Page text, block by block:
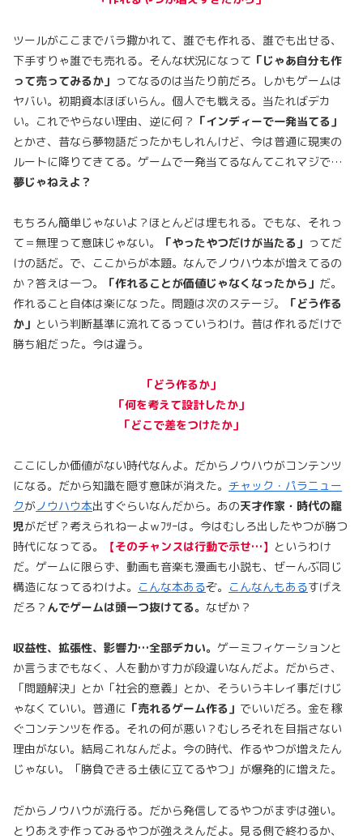
ツールがここまでバラ撒かれて、誰でも作れる、誰でも出せる、
下手すりゃ誰でも売れる。そんな状況になって 「じゃあ自分も作
って売ってみるか」 ってなるのは当たり前だろ。しかもゲームは
ヤバい。初期資本ほぼいらん。個人でも戦える。当たればデカ
い。これでやらない理由、逆に何？ 「インディーで一発当てる」
とかさ、昔なら夢物語だったかもしれんけど、今は普通に現実の
ルートに降りてきてる。ゲームで一発当てるなんてこれマジで…
夢じゃねえよ？
もちろん簡単じゃないよ？ほとんどは埋もれる。でもな、それっ
て＝無理って意味じゃない。
「やったやつだけが当たる」 ってだ
けの話だ。で、ここからが本題。なんでノウハウ本が増えてるの
か？答えは一つ。
「作れることが価値じゃなくなったから」 だ。
作れること自体は楽になった。問題は次のステージ。
「どう作る
か」 という判断基準に流れてるっていうわけ。昔は作れるだけで
勝ち組だった。今は違う。
「どう作るか」
「何を考えて設計したか」
「どこで差をつけたか」
ここにしか価値がない時代なんよ。だからノウハウがコンテンツ
になる。だから知識を隠す意味が消えた。 チャック・パラニュー
クがノウハウ本出すぐらいなんだから。あの天才作家・時代の寵
児がだぜ？考えられねーよｗﾌﾂｰは。今はむしろ出したやつが勝つ
時代になってる。
【そのチャンスは行動で示せ…】 というわけ
だ。ゲームに限らず、動画も音楽も漫画も小説も、ぜーんぶ同じ
構造になってるわけよ。 こんな本あるぞ。 こんなんもあるすげえ
だろ？ んでゲームは頭一つ抜けてる。 なぜか？
収益性、拡張性、影響力…全部デカい。 ゲーミフィケーションと
か言うまでもなく、人を動かす力が段違いなんだよ。だからさ、
「問題解決」とか「社会的意義」とか、そういうキレイ事だけじ
ゃなくていい。普通に 「売れるゲーム作る」 でいいだろ。金を稼
ぐコンテンツを作る。それの何が悪い？むしろそれを目指さない
理由がない。結局これなんだよ。今の時代、作るやつが増えたん
じゃない。「勝負できる土俵に立てるやつ」が爆発的に増えた。
だからノウハウが流行る。だから発信してるやつがまずは強い。
とりあえず作ってみるやつが強ええんだよ。見る側で終わるか、